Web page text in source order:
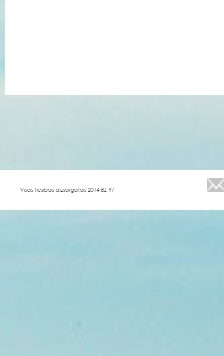
Visas tiesības aizsargātas 2014 BZ-97